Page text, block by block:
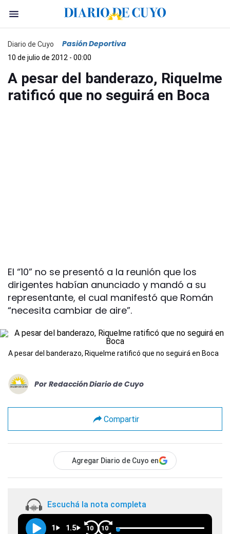
Diario de Cuyo Pasión Deportiva
10 de julio de 2012 - 00:00
A pesar del banderazo, Riquelme
ratificó que no seguirá en Boca
El “10” no se presentó a la reunión que los
dirigentes habían anunciado y mandó a su
representante, el cual manifestó que Román
“necesita cambiar de aire”.
A pesar del banderazo, Riquelme ratificó que no seguirá en Boca
Por Redacción Diario de Cuyo
Compartir
Agregar Diario de Cuyo en
Escuchá la nota completa
1 1.5 10 10